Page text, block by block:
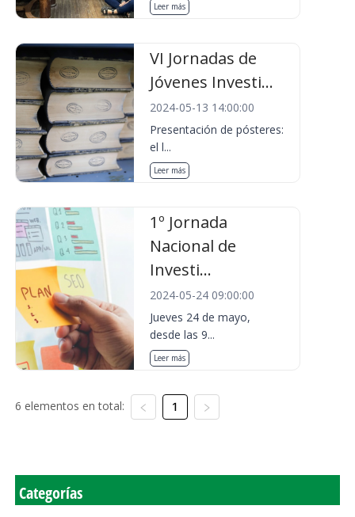
Leer más
VI Jornadas de
Jóvenes Investi...
2024-05-13 14:00:00
Presentación de pósteres:
el l...
Leer más
1º Jornada
Nacional de
Investi...
2024-05-24 09:00:00
Jueves 24 de mayo,
desde las 9...
Leer más
6 elementos en total: 1
Categorías